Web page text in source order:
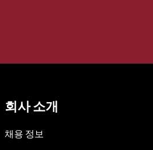
회사 소개
채용 정보